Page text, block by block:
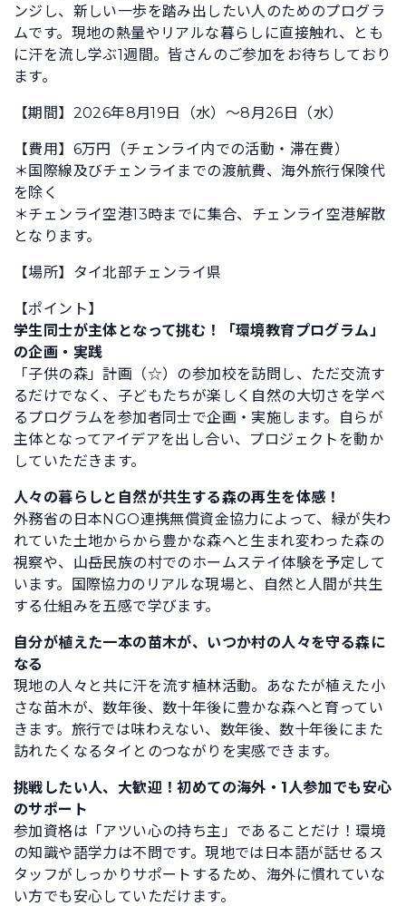
ンジし、新しい一歩を踏み出したい人のためのプログラ
ムです。現地の熱量やリアルな暮らしに直接触れ、とも
に汗を流し学ぶ1週間。皆さんのご参加をお待ちしており
ます。
【期間】2026年8月19日（水）〜8月26日（水）
【費用】6万円（チェンライ内での活動・滞在費）
＊国際線及びチェンライまでの渡航費、海外旅行保険代
を除く
＊チェンライ空港13時までに集合、チェンライ空港解散
となります。
【場所】タイ北部チェンライ県
【ポイント】
学生同士が主体となって挑む！「環境教育プログラム」
の企画・実践
「子供の森」計画（☆）の参加校を訪問し、ただ交流す
るだけでなく、子どもたちが楽しく自然の大切さを学べ
るプログラムを参加者同士で企画・実施します。自らが
主体となってアイデアを出し合い、プロジェクトを動か
していただきます。
人々の暮らしと自然が共生する森の再生を体感！
外務省の日本NGO連携無償資金協力によって、緑が失わ
れていた土地からから豊かな森へと生まれ変わった森の
視察や、山岳民族の村でのホームステイ体験を予定して
います。国際協力のリアルな現場と、自然と人間が共生
する仕組みを五感で学びます。
自分が植えた一本の苗木が、いつか村の人々を守る森に
なる
現地の人々と共に汗を流す植林活動。あなたが植えた小
さな苗木が、数年後、数十年後に豊かな森へと育ってい
きます。旅行では味わえない、数年後、数十年後にまた
訪れたくなるタイとのつながりを実感できます。
挑戦したい人、大歓迎！初めての海外・1人参加でも安心
のサポート
参加資格は「アツい心の持ち主」であることだけ！環境
の知識や語学力は不問です。現地では日本語が話せるス
タッフがしっかりサポートするため、海外に慣れていな
い方でも安心していただけます。